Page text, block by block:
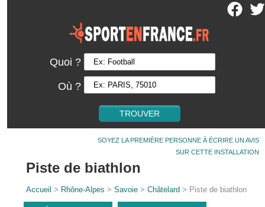
Quoi ?
Où ?
SOYEZ LA PREMIÈRE PERSONNE À ÉCRIRE UN AVIS
SUR CETTE INSTALLATION
Piste de biathlon
Accueil > Rhône-Alpes >Savoie >Châtelard > Piste de biathlon